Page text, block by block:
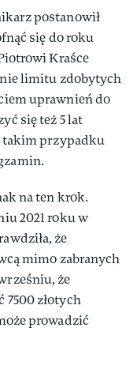
postanowił
się do roku
Kraśce
limitu zdobytych
uprawnień do
się też 5 lat
takim przypadku
na ten krok.
2021 roku w
że
mimo zabranych
że
7500 złotych
prowadzić